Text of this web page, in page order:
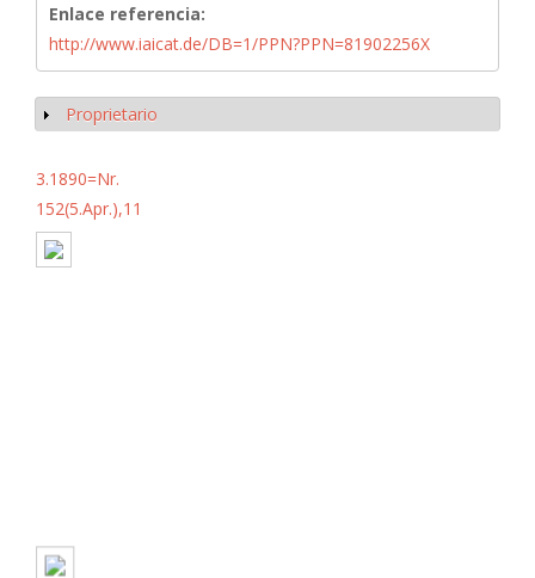
Enlace referencia:
http://www.iaicat.de/DB=1/PPN?PPN=81902256X
Mostrar
Proprietario
3.1890=Nr.
152(5.Apr.),11